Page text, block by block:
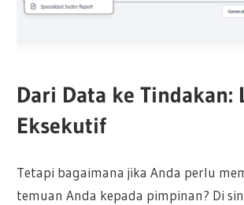
Dari Data ke Tindakan:
Eksekutif
Tetapi bagaimana jika Anda perlu
temuan Anda kepada pimpinan? Di